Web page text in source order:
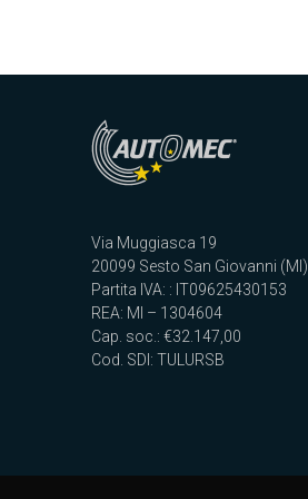
Via Muggiasca 19
20099 Sesto San Giovanni (MI)
Partita IVA: : IT09625430153
REA: MI – 1304604
Cap. soc.: €32.147,00
Cod. SDI: TULURSB